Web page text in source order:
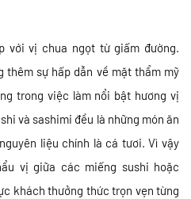
với vị chua ngọt từ giấm đường.
thêm sự hấp dẫn về mặt thẩm mỹ
trong việc làm nổi bật hương vị
và sashimi đều là những món ăn
liệu chính là cá tươi. Vì vậy
vị giữa các miếng sushi hoặc
khách thưởng thức trọn vẹn từng